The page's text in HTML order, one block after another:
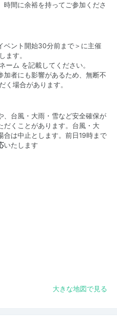
時間に余裕を持ってご参加くださ
ベント開始30分前まで＞に主催
ます。
ーム を記載してください。
加者にも影響があるため、無断不
く場合があります。
、台風・大雨・雪など安全確保が
だくことがあります。台風・大
合は中止とします。前日19時まで
いたします
大きな地図で見る